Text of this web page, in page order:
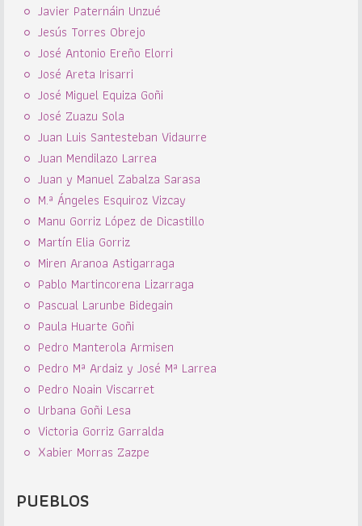
Javier Paternáin Unzué
Jesús Torres Obrejo
José Antonio Ereño Elorri
José Areta Irisarri
José Miguel Equiza Goñi
José Zuazu Sola
Juan Luis Santesteban Vidaurre
Juan Mendilazo Larrea
Juan y Manuel Zabalza Sarasa
M.ª Ángeles Esquiroz Vizcay
Manu Gorriz López de Dicastillo
Martín Elia Gorriz
Miren Aranoa Astigarraga
Pablo Martincorena Lizarraga
Pascual Larunbe Bidegain
Paula Huarte Goñi
Pedro Manterola Armisen
Pedro Mª Ardaiz y José Mª Larrea
Pedro Noain Viscarret
Urbana Goñi Lesa
Victoria Gorriz Garralda
Xabier Morras Zazpe
PUEBLOS